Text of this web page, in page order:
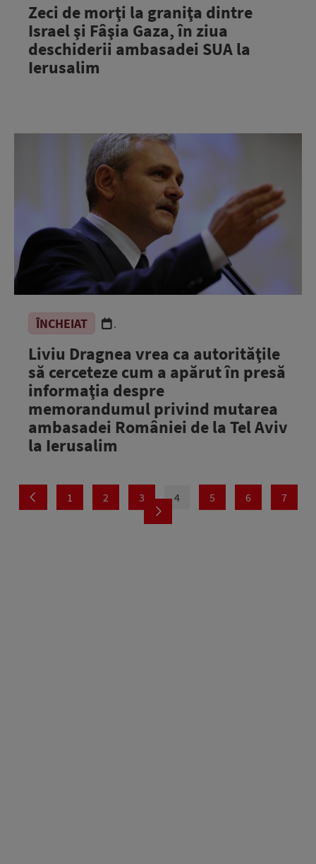
Zeci de morţi la graniţa dintre
Israel şi Fâşia Gaza, în ziua
deschiderii ambasadei SUA la
Ierusalim
ÎNCHEIAT .
Liviu Dragnea vrea ca autorităţile
să cerceteze cum a apărut în presă
informaţia despre
memorandumul privind mutarea
ambasadei României de la Tel Aviv
la Ierusalim
1 2 3 4 5 6 7